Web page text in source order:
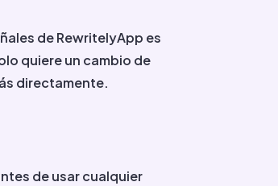
de RewritelyApp es
quiere un cambio de
directamente.
de usar cualquier